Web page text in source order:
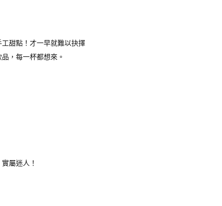
甜點！才一早就難以抉擇
，每一杯都想來。
屬迷人！